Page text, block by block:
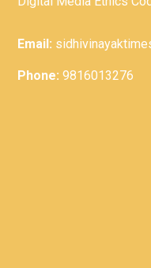
Email:
Phone: 9816013276